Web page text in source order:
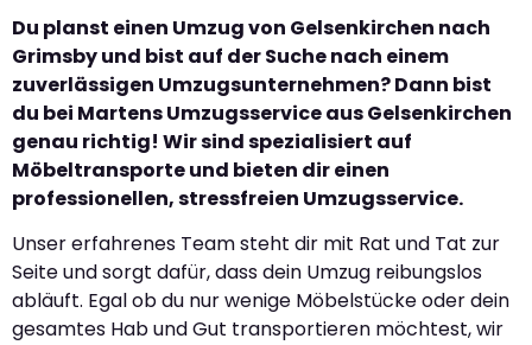
Du planst einen Umzug von Gelsenkirchen nach
Grimsby und bist auf der Suche nach einem
zuverlässigen Umzugsunternehmen? Dann bist
du bei Martens Umzugsservice aus Gelsenkirchen
genau richtig! Wir sind spezialisiert auf
Möbeltransporte und bieten dir einen
professionellen, stressfreien Umzugsservice.
Unser erfahrenes Team steht dir mit Rat und Tat zur
Seite und sorgt dafür, dass dein Umzug reibungslos
abläuft. Egal ob du nur wenige Möbelstücke oder dein
gesamtes Hab und Gut transportieren möchtest, wir